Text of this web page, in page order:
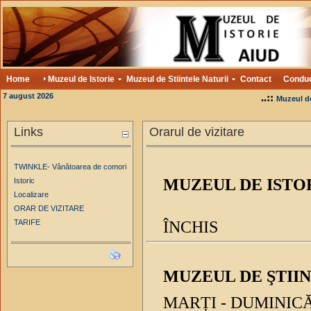
Home Muzeul de Istorie Muzeul de Stiintele Naturii Contact
7 august 2026 ..:: Muzeul
Links
TWINKLE- Vânătoarea de comori
Istoric
Localizare
ORAR DE VIZITARE
TARIFE
Orarul de vizitare
MUZEUL DE
ÎNCHIS
MUZEUL DE
MARȚI -